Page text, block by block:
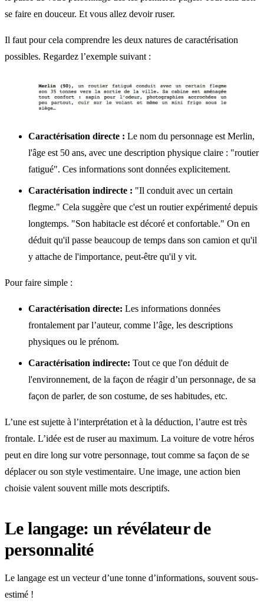
se faire en douceur. Et vous allez devoir ruser.
Il faut pour cela comprendre les deux natures de caractérisation
possibles. Regardez l’exemple suivant :
Caractérisation directe : Le nom du personnage est Merlin,
l'âge est 50 ans, avec une description physique claire : "routier
fatigué". Ces informations sont données explicitement.
Caractérisation indirecte : "Il conduit avec un certain
flegme." Cela suggère que c'est un routier expérimenté depuis
longtemps. "Son habitacle est décoré et confortable." On en
déduit qu'il passe beaucoup de temps dans son camion et qu'il
y attache de l'importance, peut-être qu'il y vit.
Pour faire simple :
Caractérisation directe: Les informations données
frontalement par l’auteur, comme l’âge, les descriptions
physiques ou le prénom.
Caractérisation indirecte: Tout ce que l'on déduit de
l'environnement, de la façon de réagir d’un personnage, de sa
façon de parler, de son costume, de ses habitudes, etc.
L’une est sujette à l’interprétation et à la déduction, l’autre est très
frontale. L’idée est de ruser au maximum. La voiture de votre héros
peut en dire long sur votre personnage, tout comme sa façon de se
déplacer ou son style vestimentaire. Une image, une action bien
choisie valent souvent mille mots descriptifs.
Le langage: un révélateur de
personnalité
Le langage est un vecteur d’une tonne d’informations, souvent sous-
estimé !